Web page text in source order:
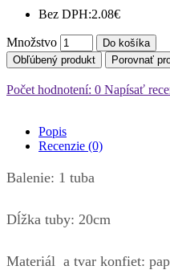
Bez DPH:2.08€
Množstvo
Do košíka
Obľúbený produkt
Porovnať
Počet hodnotení: 0 Napísať
Popis
Recenzie (0)
Balenie: 1 tuba
Dĺžka tuby: 20cm
Materiál a tvar konfiet: